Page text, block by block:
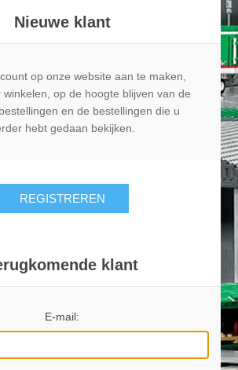
Nieuwe klant
op onze website aan te maken,
winkelen, op de hoogte blijven van de
en de bestellingen die u
hebt gedaan bekijken.
REGISTREREN
klant
E-mail: